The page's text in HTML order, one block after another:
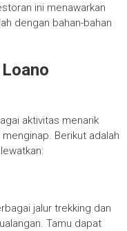
ini menawarkan
dengan bahan-bahan
aktivitas menarik
Berikut adalah
jalur trekking dan
Tamu dapat